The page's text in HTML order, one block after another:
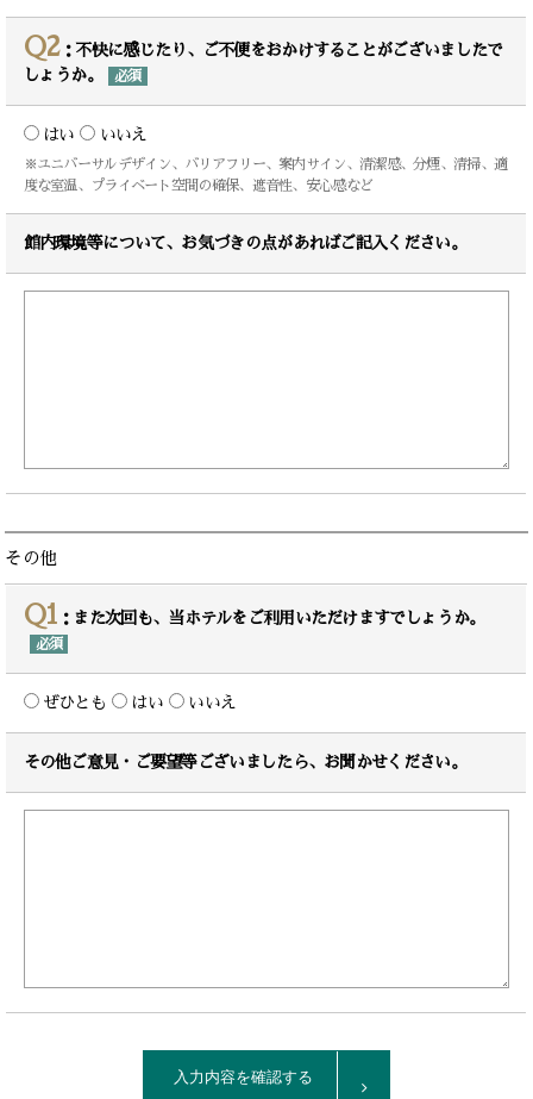
Q2：不快に感じたり、ご不便をおかけすることがございましたで
しょうか。
必須
はい いいえ
※ユニバーサルデザイン、バリアフリー、案内サイン、清潔感、分煙、清掃、適
度な室温、プライベート空間の確保、遮音性、安心感など
館内環境等について、お気づきの点があればご記入ください。
その他
Q1 ：また次回も、当ホテルをご利用いただけますでしょうか。
必須
ぜひとも はい いいえ
その他ご意見・ご要望等ございましたら、お聞かせください。
入力内容を確認する